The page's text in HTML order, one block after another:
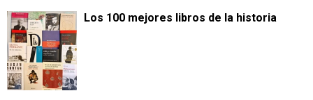
Los 100 mejores libros de la historia